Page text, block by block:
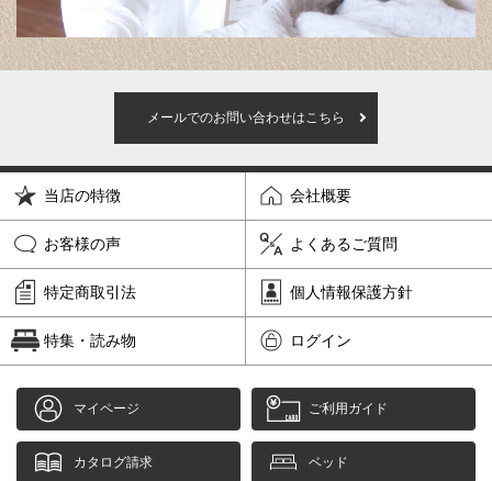
メールでのお問い合わせはこちら
当店の特徴 会社概要
お客様の声 よくあるご質問
特定商取引法 個人情報保護方針
特集・読み物 ログイン
マイページ ご利用ガイド
カタログ請求 ベッド